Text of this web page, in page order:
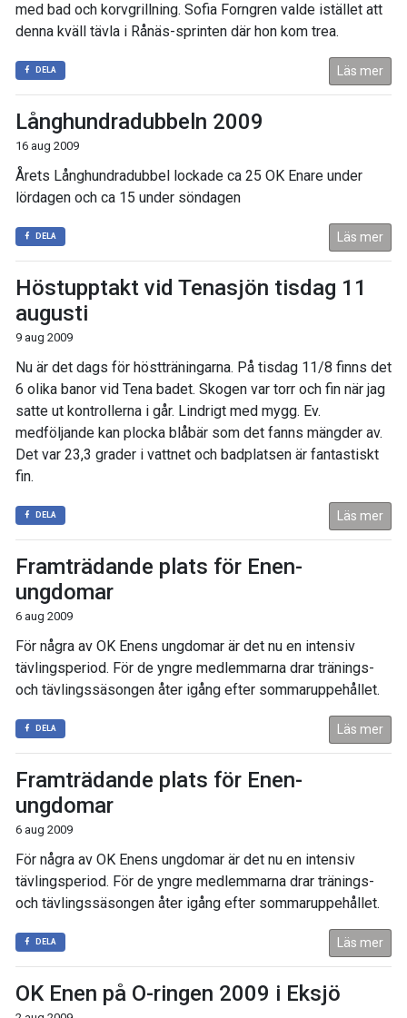
med bad och korvgrillning. Sofia Forngren valde istället att
denna kväll tävla i Rånäs-sprinten där hon kom trea.
DELA Läs mer
Långhundradubbeln 2009
16 aug 2009
Årets Långhundradubbel lockade ca 25 OK Enare under
lördagen och ca 15 under söndagen
DELA Läs mer
Höstupptakt vid Tenasjön tisdag 11
augusti
9 aug 2009
Nu är det dags för höstträningarna. På tisdag 11/8 finns det
6 olika banor vid Tena badet. Skogen var torr och fin när jag
satte ut kontrollerna i går. Lindrigt med mygg. Ev.
medföljande kan plocka blåbär som det fanns mängder av.
Det var 23,3 grader i vattnet och badplatsen är fantastiskt
fin.
DELA Läs mer
Framträdande plats för Enen-
ungdomar
6 aug 2009
För några av OK Enens ungdomar är det nu en intensiv
tävlingsperiod. För de yngre medlemmarna drar tränings-
och tävlingssäsongen åter igång efter sommaruppehållet.
DELA Läs mer
Framträdande plats för Enen-
ungdomar
6 aug 2009
För några av OK Enens ungdomar är det nu en intensiv
tävlingsperiod. För de yngre medlemmarna drar tränings-
och tävlingssäsongen åter igång efter sommaruppehållet.
DELA Läs mer
OK Enen på O-ringen 2009 i Eksjö